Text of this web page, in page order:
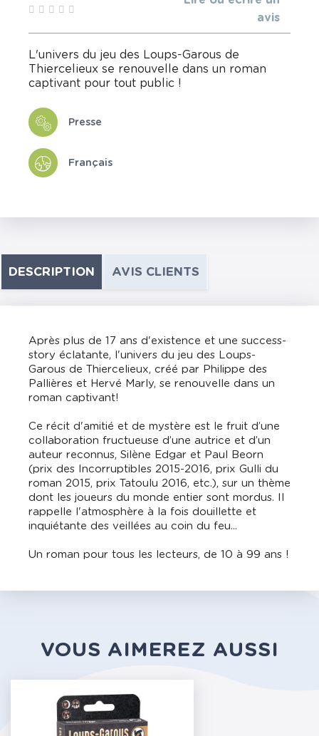
avis
L'univers du jeu des Loups-Garous de
Thiercelieux se renouvelle dans un roman
captivant pour tout public !
Presse
Français
DESCRIPTION AVIS CLIENTS
Après plus de 17 ans d'existence et une success-
story éclatante, l'univers du jeu des Loups-
Garous de Thiercelieux, créé par Philippe des
Pallières et Hervé Marly, se renouvelle dans un
roman captivant!
Ce récit d'amitié et de mystère est le fruit d’une
collaboration fructueuse d’une autrice et d’un
auteur reconnus, Silène Edgar et Paul Beorn
(prix des Incorruptibles 2015-2016, prix Gulli du
roman 2015, prix Tatoulu 2016, etc.), sur un thème
dont les joueurs du monde entier sont mordus. Il
rappelle l'atmosphère à la fois douillette et
inquiétante des veillées au coin du feu...
Un roman pour tous les lecteurs, de 10 à 99 ans !
VOUS AIMEREZ AUSSI